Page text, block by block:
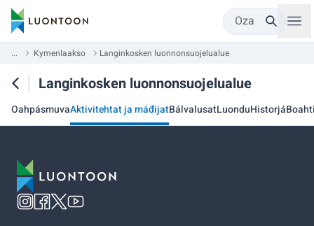
Oza
... Kymenlaakso Langinkosken luonnonsuojelualue
Langinkosken luonnonsuojelualue
OahpásmuvaAktivitehtat ja máđijatBálvalusatLuonduHistorjá